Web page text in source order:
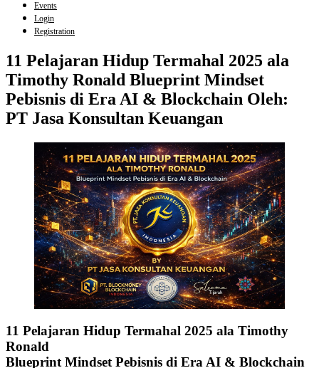
Events
Login
Registration
11 Pelajaran Hidup Termahal 2025 ala
Timothy Ronald Blueprint Mindset
Pebisnis di Era AI & Blockchain Oleh:
PT Jasa Konsultan Keuangan
11 Pelajaran Hidup Termahal 2025 ala Timothy
Ronald
Blueprint Mindset Pebisnis di Era AI & Blockchain